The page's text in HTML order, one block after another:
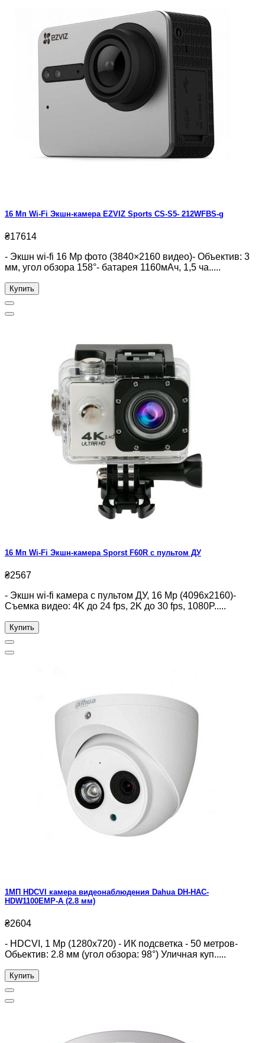
16 Мп Wi-Fi Экшн-камера EZVIZ Sports CS-S5- 212WFBS-g
₴17614
- Экшн wi-fi 16 Mp фото (3840×2160 видео)- Объектив: 3
мм, угол обзора 158°- батарея 1160мАч, 1,5 ча.....
Купить
16 Мп Wi-Fi Экшн-камера Sporst F60R с пультом ДУ
₴2567
- Экшн wi-fi камера с пультом ДУ, 16 Mp (4096х2160)-
Съемка видео: 4K до 24 fps, 2K до 30 fps, 1080P.....
Купить
1МП HDCVI камера видеонаблюдения Dahua DH-HAC-
HDW1100EMP-A (2.8 мм)
₴2604
- HDCVI, 1 Mp (1280x720) - ИК подсветка - 50 метров-
Обьектив: 2.8 мм (угол обзора: 98°) Уличная куп.....
Купить